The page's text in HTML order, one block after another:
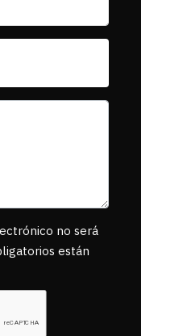
exigiendo al asesino
reponsanbilice
no será
están